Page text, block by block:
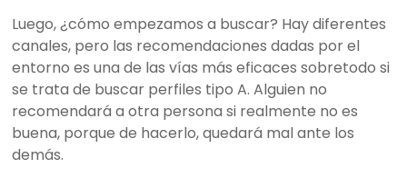
Luego, ¿cómo empezamos a buscar? Hay diferentes
canales, pero las recomendaciones dadas por el
entorno es una de las vías más eficaces sobretodo si
se trata de buscar perfiles tipo A. Alguien no
recomendará a otra persona si realmente no es
buena, porque de hacerlo, quedará mal ante los
demás.